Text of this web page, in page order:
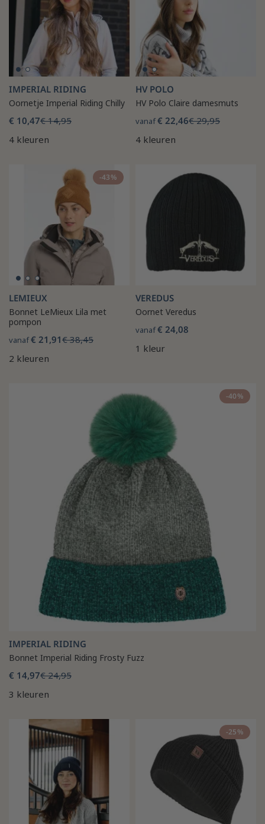
IMPERIAL RIDING
Oornetje Imperial Riding Chilly
€ 10,47€ 14,95
4 kleuren
HV POLO
HV Polo Claire damesmuts
vanaf€ 22,46€ 29,95
4 kleuren
-43%
LEMIEUX
Bonnet LeMieux Lila met
pompon
vanaf€ 21,91€ 38,45
2 kleuren
VEREDUS
Oornet Veredus
vanaf€ 24,08
1 kleur
-40%
IMPERIAL RIDING
Bonnet Imperial Riding Frosty Fuzz
€ 14,97€ 24,95
3 kleuren
-25%